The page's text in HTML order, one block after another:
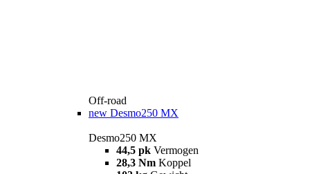
Off-road
new Desmo250 MX
Desmo250 MX
44,5 pk Vermogen
28,3 Nm Koppel